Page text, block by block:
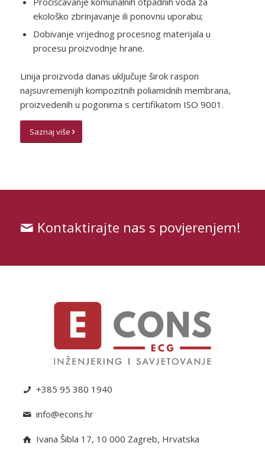
ekološko zbrinjavanje ili ponovnu uporabu;
Dobivanje vrijednog procesnog materijala u
procesu proizvodnje hrane.
Linija proizvoda danas uključuje širok raspon
najsuvremenijih kompozitnih poliamidnih membrana,
proizvedenih u pogonima s certifikatom ISO 9001.
Saznaj više
Kontaktirajte nas s povjerenjem!
+385 95 380 1940
info@econs.hr
Ivana Šibla 17, 10 000 Zagreb, Hrvatska